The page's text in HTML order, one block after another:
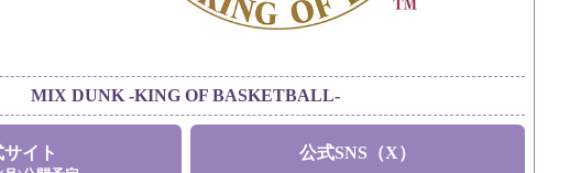
MIX DUNK -KING OF BASKETBALL-
イト 公式SNS（X）